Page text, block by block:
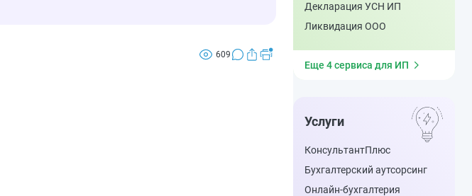
609
Декларация УСН ИП
Ликвидация ООО
Еще 4 сервиса для ИП
Услуги
КонсультантПлюс
Бухгалтерский аутсорсинг
Онлайн-бухгалтерия